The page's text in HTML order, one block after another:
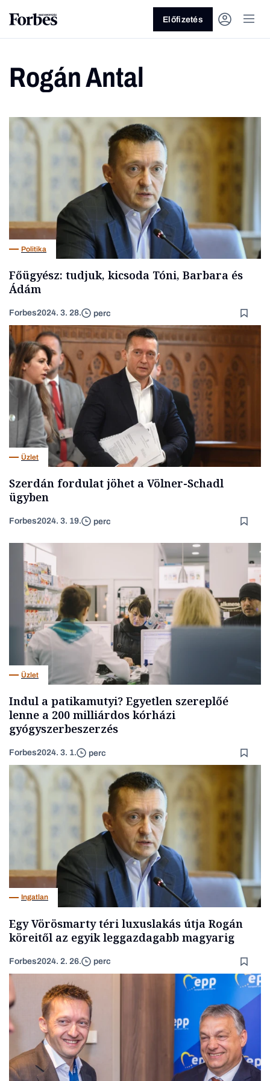
Vagy fedezze fel a következő
témákat
Üzlet Pénz Zöld Legyél jobb!
Előfizetés
Rogán Antal
Politika
Főügyész: tudjuk, kicsoda Tóni, Barbara és
Ádám
Forbes2024. 3. 28. perc
Üzlet
Szerdán fordulat jöhet a Völner-Schadl
ügyben
Forbes2024. 3. 19. perc
Üzlet
Indul a patikamutyi? Egyetlen szereplőé
lenne a 200 milliárdos kórházi
gyógyszerbeszerzés
Forbes2024. 3. 1. perc
Ingatlan
Egy Vörösmarty téri luxuslakás útja Rogán
köreitől az egyik leggazdagabb magyarig
Forbes2024. 2. 26. perc